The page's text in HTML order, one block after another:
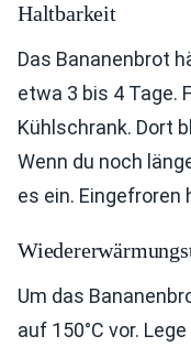
Haltbarkeit
Das Bananenbrot
etwa 3 bis 4 Tage.
Kühlschrank. Dort
Wenn du noch
es ein. Eingefroren
Um das
auf 150°C vor.